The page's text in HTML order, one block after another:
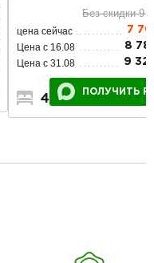
Без скидки 9
цена сейчас 7
Цена с 16.08 8
Цена с 31.08 9
4
ПОЛУЧИТЬ